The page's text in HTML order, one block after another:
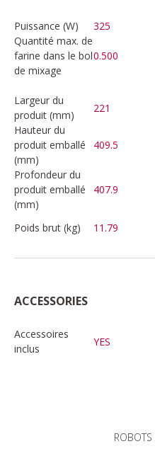
Puissance (W) 325
Quantité max. de
farine dans le bol
de mixage
0.500
Largeur du
produit (mm)
221
Hauteur du
produit emballé
(mm)
409.5
Profondeur du
produit emballé
(mm)
407.9
Poids brut (kg)
11.79
ACCESSORIES
Accessoires
inclus
YES
ROBOTS